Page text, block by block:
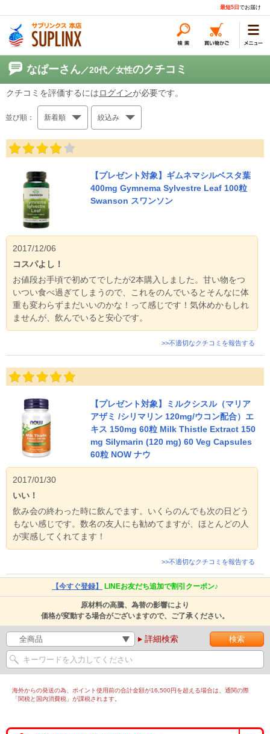
最短5日 でお届け
なぱーさん／20代／女性のクチコミ
クチコミを評価するにはログインが必要です。
並び順： 新着順 絞込み
【プレゼント対象】ギムネマシルベスタ葉
400mg Gymnema Sylvestre Leaf 100粒
Swanson スワンソン
2017/12/06
コスパよし！
お値段お手頃で初めてでしたが2本購入しました。甘い物をつ
いつい食べ過ぎてしまうので、これをのんでいるとそんなに体
重も変わらずまだいいのかな！って感じです！気休めかもしれ
ませんが、飲んでいると安心です。
>>不適切なクチコミを報告する
【プレゼント対象】ミルクシスル（マリア
アザミ /シリマリン 120mg/ウコン配合）エ
キス 150mg 60粒 Milk Thistle Extract 150
mg Silymarin (120 mg) 60 Veg Capsules
60粒 NOW ナウ
2017/01/30
いい！
飲み会の終わった時に飲んでます。いくらのんでも次の日どう
もない感じです。数名の友人にも勧めてますが、ほとんどの人
が実感してくれてます！
>>不適切なクチコミを報告する
【今すぐ登録】 LINEお友だち追加で割引クーポン♪
原材料の高騰、為替の影響により
価格が変動する場合がございますので、ご了承ください。
詳細検索
海外からの発送の為、ポイント使用前の合計金額が16,500円を超える場合は、通関の際
「関税と国内消費税」が課税されます。